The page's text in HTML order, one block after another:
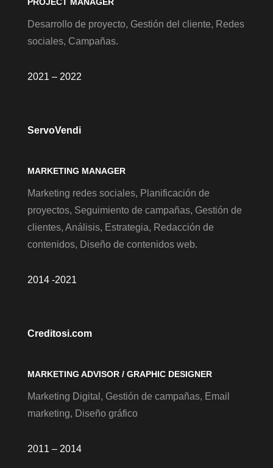
PROJECT MANAGER
Desarrollo de proyecto, Gestión del cliente, Redes
sociales, Campañas.
2021 – 2022
ServoVendi
MARKETING MANAGER
Marketing redes sociales, Planificación de
proyectos, Seguimiento de campañas, Gestión de
clientes, Análisis, Estrategia, Redacción de
contenidos, Diseño de contenidos web.
2014 -2021
Creditosi.com
MARKETING ADVISOR / GRAPHIC DESIGNER
Marketing Digital, Gestión de campañas, Email
marketing, Diseño gráfico
2011 – 2014